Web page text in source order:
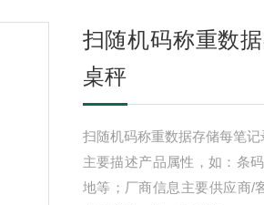
扫随机码称重数
桌秤
扫随机码称重数据存储每笔
主要描述产品属性，如：条
地等；厂商信息主要供应商/